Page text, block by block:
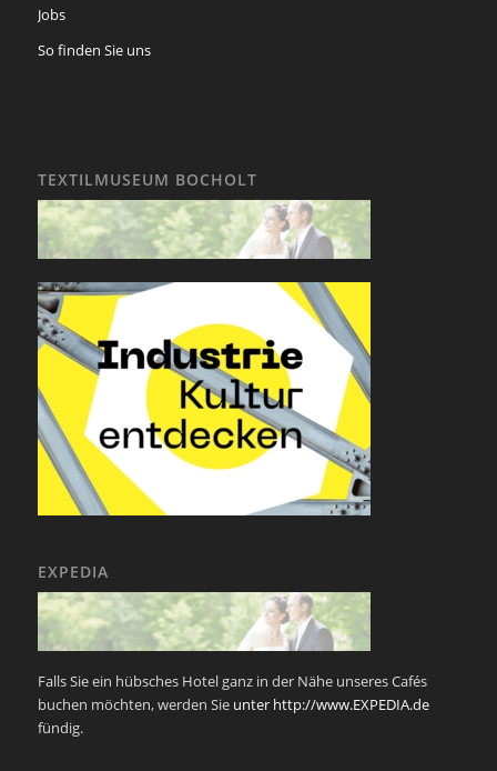
Jobs
So finden Sie uns
TEXTILMUSEUM BOCHOLT
EXPEDIA
Falls Sie ein hübsches Hotel ganz in der Nähe unseres Cafés
buchen möchten, werden Sie unter http://www.EXPEDIA.de
fündig.